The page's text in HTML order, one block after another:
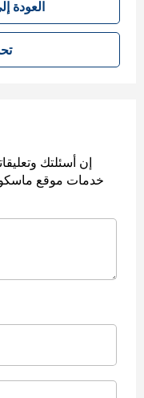
العودة
تحديث الصفحة
إن أسئلتك
خدمات موقع